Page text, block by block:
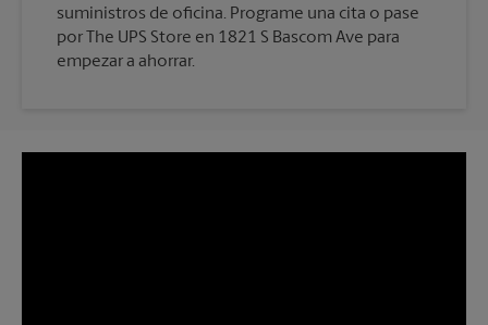
suministros de oficina. Programe una cita o pase
por The UPS Store en 1821 S Bascom Ave para
empezar a ahorrar.